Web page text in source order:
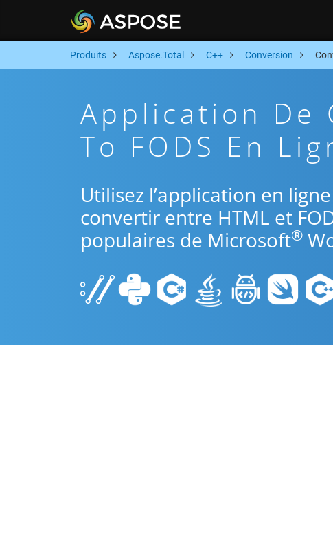
Produits Aspose.Total C++ Conversion
Application De
To FODS En
Utilisez l’application en
convertir entre HTML et
populaires de Microsoft®